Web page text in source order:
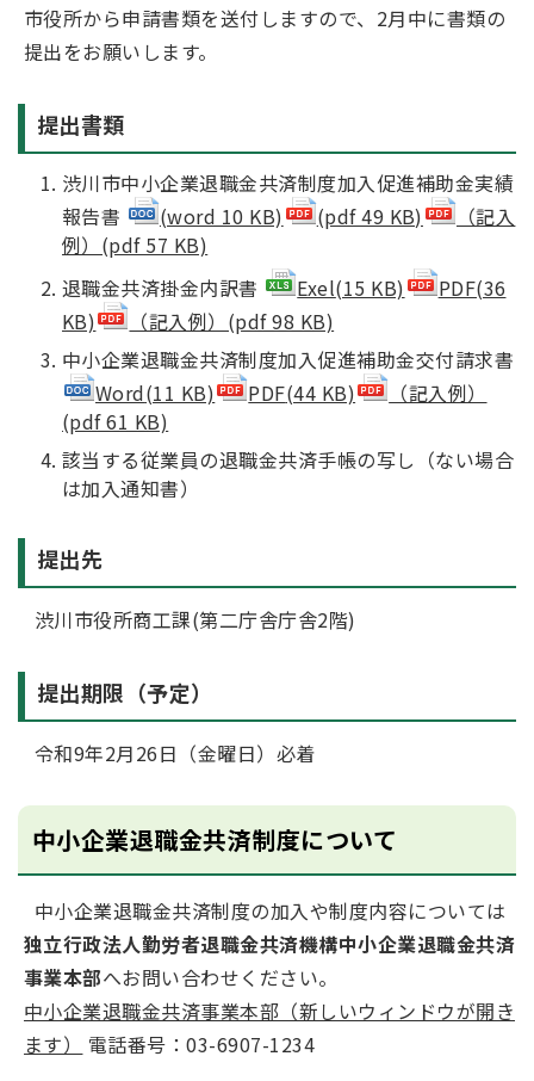
市役所から申請書類を送付しますので、2月中に書類の
提出をお願いします。
提出書類
渋川市中小企業退職金共済制度加入促進補助金実績
報告書
(word 10 KB) (pdf 49 KB)
（記入
例）(pdf 57 KB)
退職金共済掛金内訳書
Exel(15 KB) PDF(36
KB)
（記入例）(pdf 98 KB)
中小企業退職金共済制度加入促進補助金交付請求書
Word(11 KB) PDF(44 KB)
（記入例）
(pdf 61 KB)
該当する従業員の退職金共済手帳の写し（ない場合
は加入通知書）
提出先
渋川市役所商工課(第二庁舎庁舎2階)
提出期限（予定）
令和9年2月26日（金曜日）必着
中小企業退職金共済制度について
中小企業退職金共済制度の加入や制度内容については
独立行政法人勤労者退職金共済機構中小企業退職金共済
事業本部へお問い合わせください。
中小企業退職金共済事業本部（新しいウィンドウが開き
ます）
電話番号：03-6907-1234